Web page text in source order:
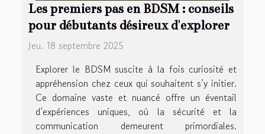
Les premiers pas en BDSM : conseils
pour débutants désireux d'explorer
Jeu. 18 septembre 2025
Explorer le BDSM suscite à la fois curiosité et
appréhension chez ceux qui souhaitent s’y initier.
Ce domaine vaste et nuancé offre un éventail
d’expériences uniques, où la sécurité et la
communication demeurent primordiales.